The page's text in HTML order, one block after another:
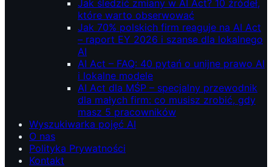
Jak śledzić zmiany w AI Act? 10 źródeł,
które warto obserwować
Jak 70% polskich firm reaguje na AI Act
– raport EY 2026 i szanse dla lokalnego
AI
AI Act – FAQ: 40 pytań o unijne prawo AI
i lokalne modele
AI Act dla MŚP – specjalny przewodnik
dla małych firm: co musisz zrobić, gdy
masz 5 pracowników
Wyszukiwarka pojęć AI
O nas
Polityka Prywatności
Kontakt